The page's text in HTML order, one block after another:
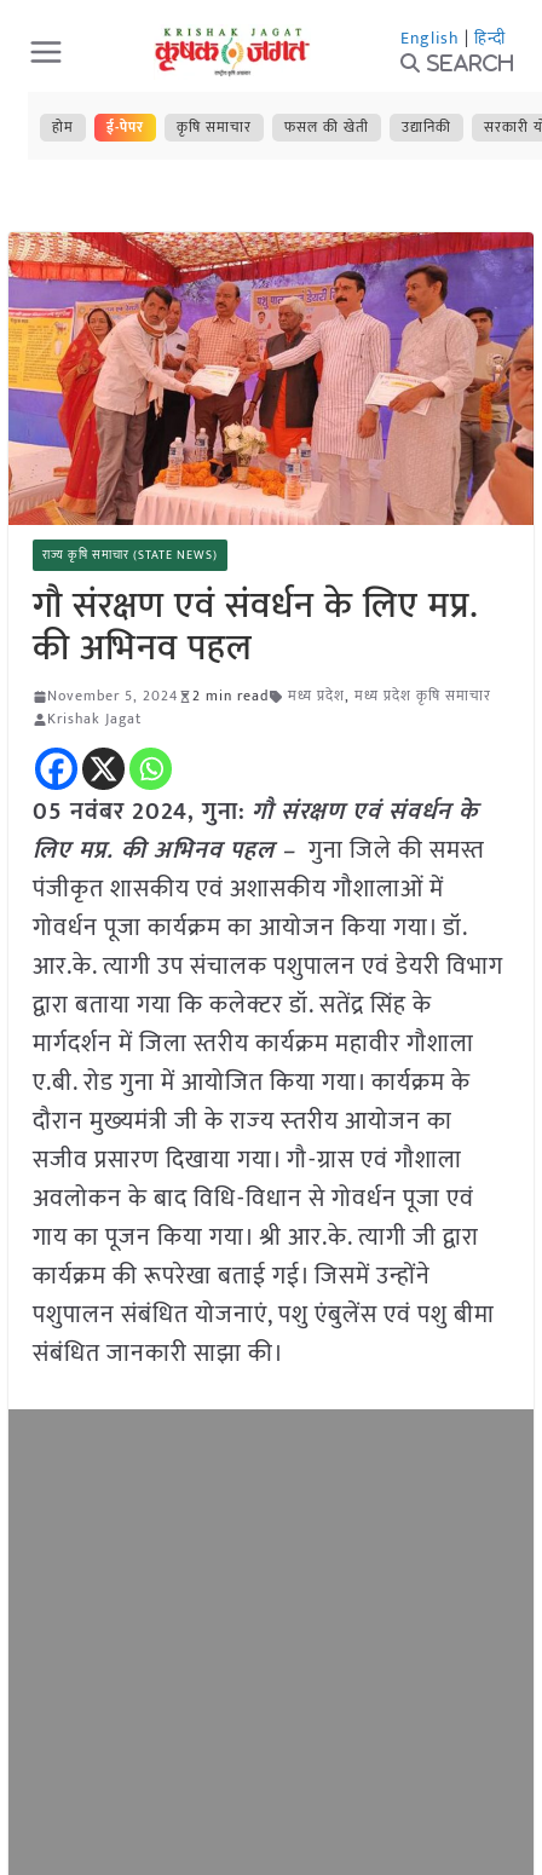
Skip
to
content
English | हिन्दी
Search
होम ई-पेपर कृषि समाचार फसल की खेती उद्यानिकी सरकारी
राज्य कृषि समाचार (STATE NEWS)
गौ संरक्षण एवं संवर्धन के लिए मप्र.
की अभिनव पहल
November 5, 2024 2 min read मध्य प्रदेश, मध्य प्रदेश कृषि समाचार
Krishak Jagat
05 नवंबर 2024, गुना: गौ संरक्षण एवं संवर्धन के
लिए मप्र. की अभिनव पहल – गुना जिले की समस्त
पंजीकृत शासकीय एवं अशासकीय गौशालाओं में
गोवर्धन पूजा कार्यक्रम का आयोजन किया गया। डॉ.
आर.के. त्यागी उप संचालक पशुपालन एवं डेयरी विभाग
द्वारा बताया गया कि कलेक्टर डॉ. सतेंद्र सिंह के
मार्गदर्शन में जिला स्तरीय कार्यक्रम महावीर गौशाला
ए.बी. रोड गुना में आयोजित किया गया। कार्यक्रम के
दौरान मुख्‍यमंत्री जी के राज्‍य स्‍तरीय आयोजन का
सजीव प्रसारण दिखाया गया। गौ-ग्रास एवं गौशाला
अवलोकन के बाद विधि-विधान से गोवर्धन पूजा एवं
गाय का पूजन किया गया। श्री आर.के. त्यागी जी द्वारा
कार्यक्रम की रूपरेखा बताई गई। जिसमें उन्होंने
पशुपालन संबंधित योजनाएं, पशु एंबुलेंस एवं पशु बीमा
संबंधित जानकारी साझा की।